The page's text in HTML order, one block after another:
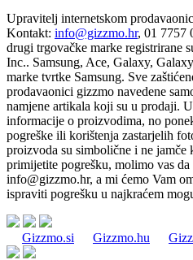
Upravitelj internetskom
Kontakt: info@gizzmo.hr, 01 7757
drugi trgovačke marke registrirane
Inc.. Samsung, Ace, Galaxy,
marke tvrtke Samsung. Sve
prodavaonici gizzmo navedene
namjene artikala koji su u prodaji.
informacije o proizvodima, no
pogreške ili korištenja zastarjelih
proizvoda su simbolične i ne
primijetite pogrešku, molimo vas da
info@gizzmo.hr, a mi ćemo Vam
ispraviti pogrešku u najkraćem
Gizzmo.si Gizzmo.hu